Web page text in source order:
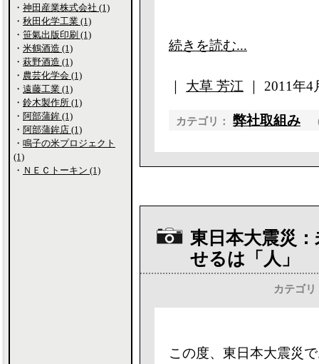
続きを読む...
大草 芳江 ｜ 2011年
カテゴリ： 弊社取組み
東日本大震災
せるは「人」
カテゴリ
この度、東日本大震災
・ 神田産業株式会社 (1)
・ 秋田化学工業 (1)
・ 笹氣出版印刷 (1)
・ 米鶴酒造 (1)
・ 萩野酒造 (1)
・ 農芸化学会 (1)
・ 遠藤工業 (1)
・ 鈴木製作所 (1)
・ 阿部蒲鉾 (1)
・ 阿部蒲鉾店 (1)
・ 鳴子の米プロジェクト
(1)
・ ＮＥＣトーキン (1)